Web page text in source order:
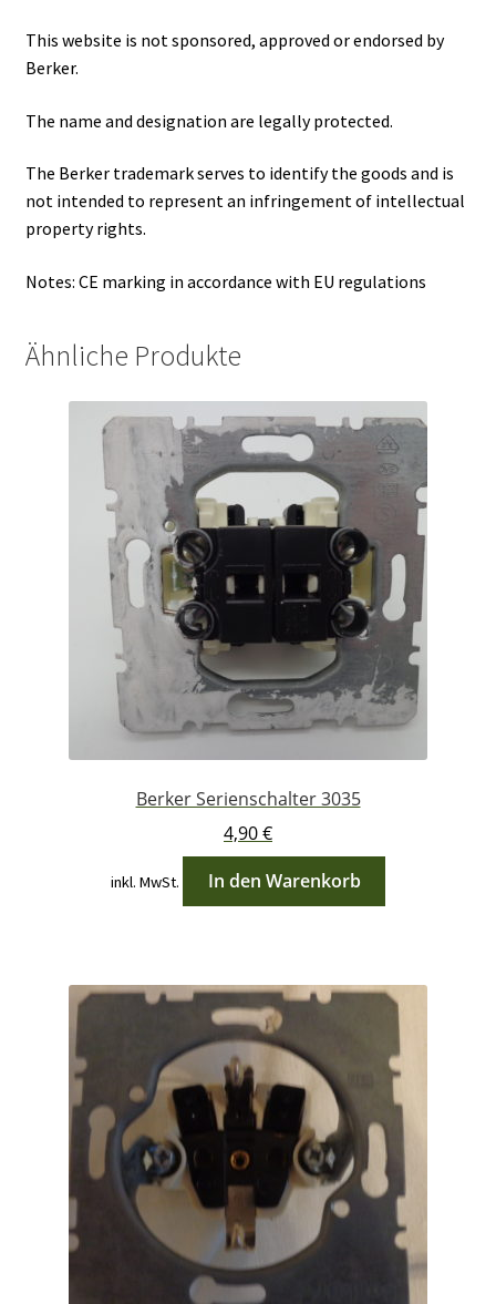
This website is not sponsored, approved or endorsed by
Berker.
The name and designation are legally protected.
The Berker trademark serves to identify the goods and is
not intended to represent an infringement of intellectual
property rights.
Notes: CE marking in accordance with EU regulations
Ähnliche Produkte
Berker Serienschalter 3035
4,90€
inkl. MwSt. In den Warenkorb